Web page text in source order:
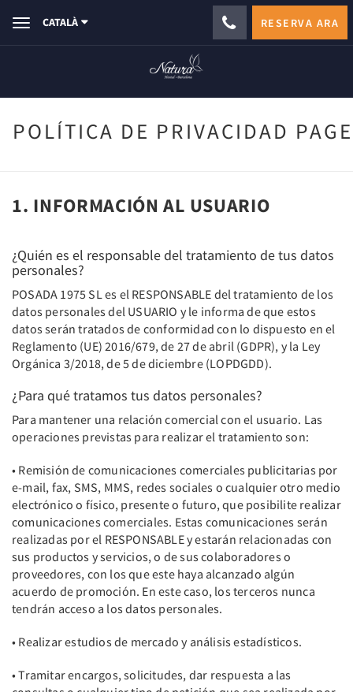
ToggleCATALÀ RESERVA ARA
POLÍTICA DE PRIVACIDAD PAGE
1. INFORMACIÓN AL USUARIO
¿Quién es el responsable del tratamiento de tus datos
personales?
POSADA 1975 SL es el RESPONSABLE del tratamiento de los
datos personales del USUARIO y le informa de que estos
datos serán tratados de conformidad con lo dispuesto en el
Reglamento (UE) 2016/679, de 27 de abril (GDPR), y la Ley
Orgánica 3/2018, de 5 de diciembre (LOPDGDD).
¿Para qué tratamos tus datos personales?
Para mantener una relación comercial con el usuario. Las
operaciones previstas para realizar el tratamiento son:
• Remisión de comunicaciones comerciales publicitarias por
e-mail, fax, SMS, MMS, redes sociales o cualquier otro medio
electrónico o físico, presente o futuro, que posibilite realizar
comunicaciones comerciales. Estas comunicaciones serán
realizadas por el RESPONSABLE y estarán relacionadas con
sus productos y servicios, o de sus colaboradores o
proveedores, con los que este haya alcanzado algún
acuerdo de promoción. En este caso, los terceros nunca
tendrán acceso a los datos personales.
• Realizar estudios de mercado y análisis estadísticos.
• Tramitar encargos, solicitudes, dar respuesta a las